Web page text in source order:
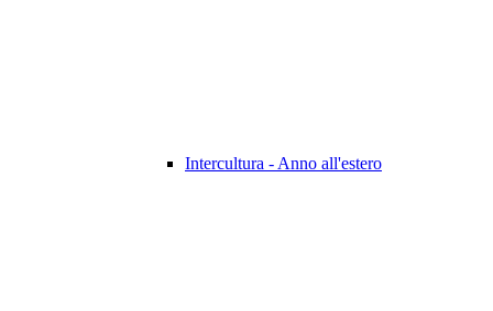
Intercultura - Anno all'estero